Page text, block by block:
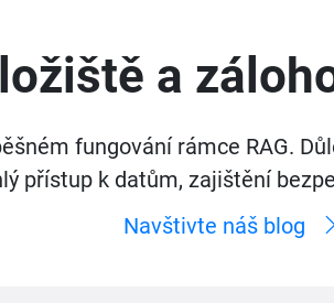
a
fungování rámce RAG.
přístup k datům, zajištění
Navštivte náš blog